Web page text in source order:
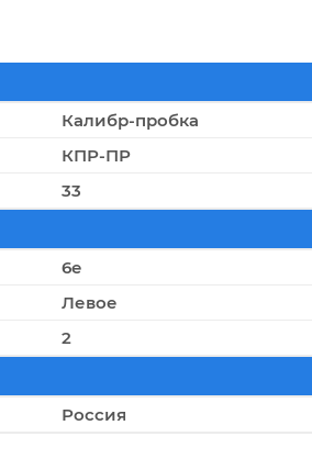
Калибр-пробка
КПР-ПР
33
6e
Левое
2
Россия